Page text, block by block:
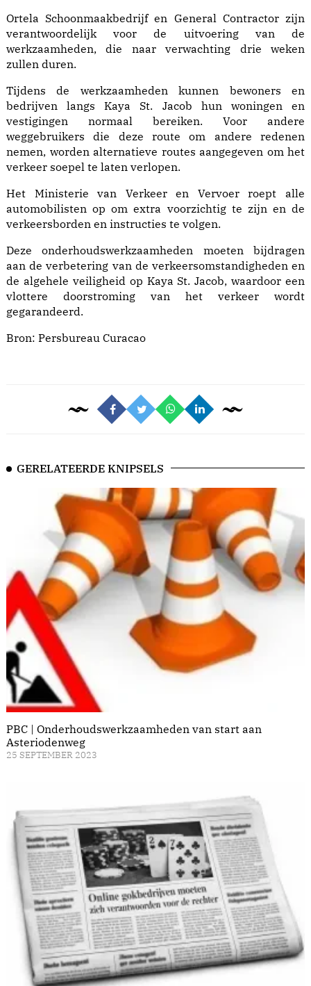
Ortela Schoonmaakbedrijf en General Contractor zijn
verantwoordelijk voor de uitvoering van de
werkzaamheden, die naar verwachting drie weken
zullen duren.
Tijdens de werkzaamheden kunnen bewoners en
bedrijven langs Kaya St. Jacob hun woningen en
vestigingen normaal bereiken. Voor andere
weggebruikers die deze route om andere redenen
nemen, worden alternatieve routes aangegeven om het
verkeer soepel te laten verlopen.
Het Ministerie van Verkeer en Vervoer roept alle
automobilisten op om extra voorzichtig te zijn en de
verkeersborden en instructies te volgen.
Deze onderhoudswerkzaamheden moeten bijdragen
aan de verbetering van de verkeersomstandigheden en
de algehele veiligheid op Kaya St. Jacob, waardoor een
vlottere doorstroming van het verkeer wordt
gegarandeerd.
Bron: Persbureau Curacao
GERELATEERDE KNIPSELS
PBC | Onderhoudswerkzaamheden van start aan
Asteriodenweg
25 SEPTEMBER 2023